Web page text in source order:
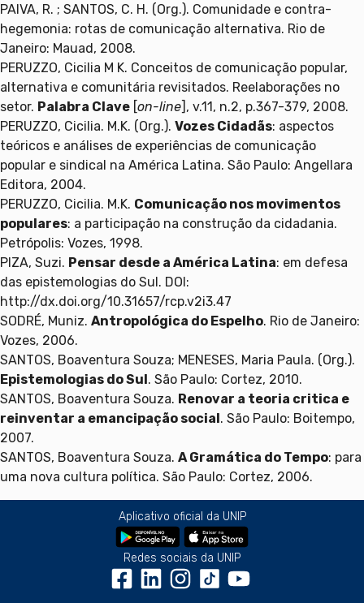
PAIVA, R. ; SANTOS, C. H. (Org.). Comunidade e contra-
hegemonia: rotas de comunicação alternativa. Rio de
Janeiro: Mauad, 2008.
PERUZZO, Cicilia M K. Conceitos de comunicação popular,
alternativa e comunitária revisitados. Reelaborações no
setor. Palabra Clave [on-line], v.11, n.2, p.367-379, 2008.
PERUZZO, Cicilia. M.K. (Org.). Vozes Cidadãs: aspectos
teóricos e análises de experiências de comunicação
popular e sindical na América Latina. São Paulo: Angellara
Editora, 2004.
PERUZZO, Cicilia. M.K. Comunicação nos movimentos
populares: a participação na construção da cidadania.
Petrópolis: Vozes, 1998.
PIZA, Suzi. Pensar desde a América Latina: em defesa
das epistemologias do Sul. DOI:
http://dx.doi.org/10.31657/rcp.v2i3.47
SODRÉ, Muniz. Antropológica do Espelho. Rio de Janeiro:
Vozes, 2006.
SANTOS, Boaventura Souza; MENESES, Maria Paula. (Org.).
Epistemologias do Sul. São Paulo: Cortez, 2010.
SANTOS, Boaventura Souza. Renovar a teoria critica e
reinventar a emancipação social. São Paulo: Boitempo,
2007.
SANTOS, Boaventura Souza. A Gramática do Tempo: para
uma nova cultura política. São Paulo: Cortez, 2006.
Aplicativo oficial da UNIP
Redes sociais da UNIP